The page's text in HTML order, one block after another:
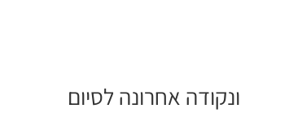
ונקודה אחרונה לסיום